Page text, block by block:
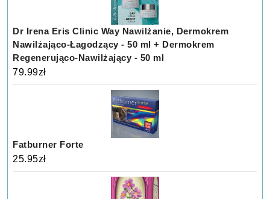
Dr Irena Eris Clinic Way Nawilżanie, Dermokrem
Nawilżająco-Łagodzący - 50 ml + Dermokrem
Regenerująco-Nawilżający - 50 ml
79.99zł
Fatburner Forte
25.95zł